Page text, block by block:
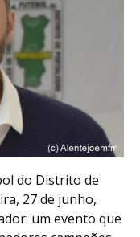
do Distrito de
27 de junho,
um evento que